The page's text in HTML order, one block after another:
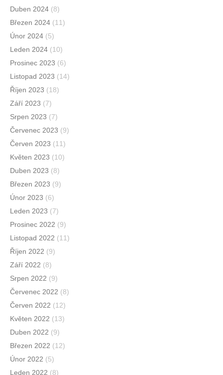
Duben 2024 (8)
Březen 2024 (11)
Únor 2024 (5)
Leden 2024 (10)
Prosinec 2023 (6)
Listopad 2023 (14)
Říjen 2023 (18)
Září 2023 (7)
Srpen 2023 (7)
Červenec 2023 (9)
Červen 2023 (11)
Květen 2023 (10)
Duben 2023 (8)
Březen 2023 (9)
Únor 2023 (6)
Leden 2023 (7)
Prosinec 2022 (9)
Listopad 2022 (11)
Říjen 2022 (9)
Září 2022 (8)
Srpen 2022 (9)
Červenec 2022 (8)
Červen 2022 (12)
Květen 2022 (13)
Duben 2022 (9)
Březen 2022 (12)
Únor 2022 (5)
Leden 2022 (8)